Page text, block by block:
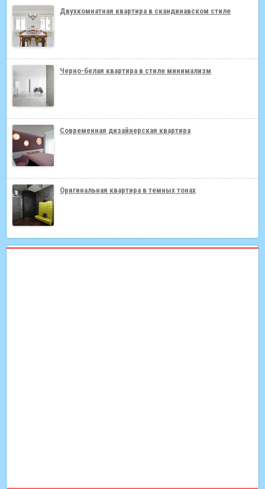
Двухкомнатная квартира в скандинавском стиле
Черно-белая квартира в стиле минимализм
Современная дизайнерская квартира
Оригинальная квартира в темных тонах